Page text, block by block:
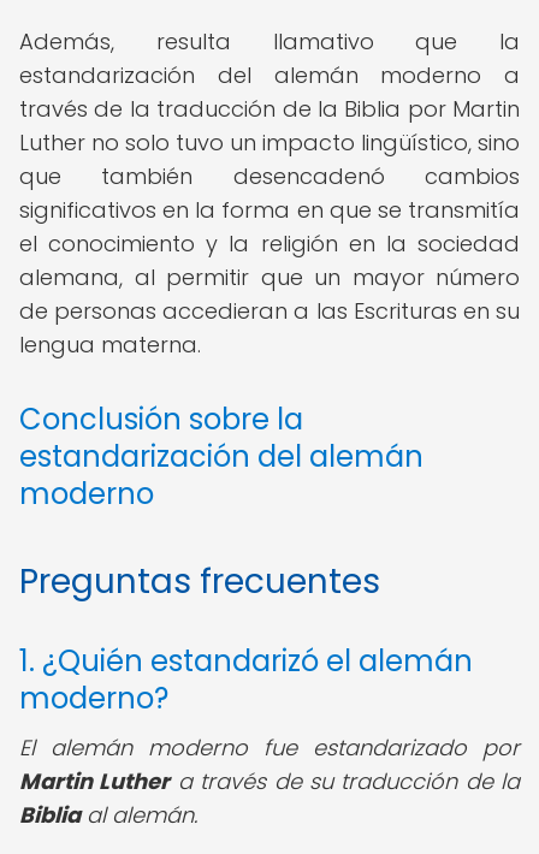
Además, resulta llamativo que la
estandarización del alemán moderno a
través de la traducción de la Biblia por Martin
Luther no solo tuvo un impacto lingüístico, sino
que también desencadenó cambios
significativos en la forma en que se transmitía
el conocimiento y la religión en la sociedad
alemana, al permitir que un mayor número
de personas accedieran a las Escrituras en su
lengua materna.
Conclusión sobre la
estandarización del alemán
moderno
Preguntas frecuentes
1. ¿Quién estandarizó el alemán
moderno?
El alemán moderno fue estandarizado por
Martin Luthera través de su traducción de la
Bibliaal alemán.